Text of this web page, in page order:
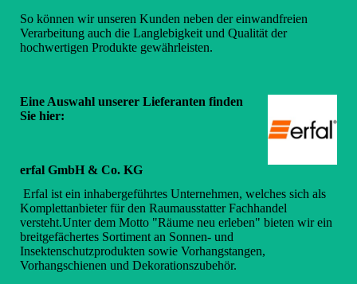
So können wir unseren Kunden neben der einwandfreien
Verarbeitung auch die Langlebigkeit und Qualität der
hochwertigen Produkte gewährleisten.
Eine Auswahl unserer Lieferanten finden
Sie hier:
erfal GmbH & Co. KG
Erfal ist ein inhabergeführtes Unternehmen, welches sich als
Komplettanbieter für den Raumausstatter Fachhandel
versteht.Unter dem Motto "Räume neu erleben" bieten wir ein
breitgefächertes Sortiment an Sonnen- und
Insektenschutzprodukten sowie Vorhangstangen,
Vorhangschienen und Dekorationszubehör.